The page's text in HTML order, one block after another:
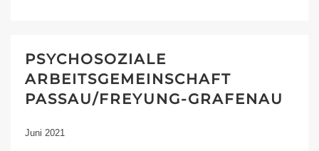
PSYCHOSOZIALE
ARBEITSGEMEINSCHAFT
PASSAU/FREYUNG-GRAFENAU
Juni 2021